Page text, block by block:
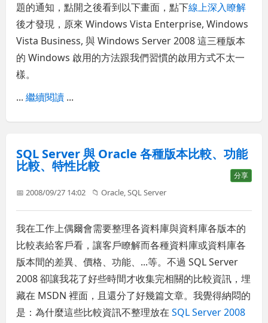
題的通知，點開之後看到以下畫面，點下線上深入瞭解
後才發現，原來 Windows Vista Enterprise, Windows
Vista Business, 與 Windows Server 2008 這三種版本
的 Windows 啟用的方法跟我們習慣的啟用方式不太一
樣。
...繼續閱讀 ...
SQL Server 與 Oracle 各種版本比較、功能
比較、特性比較
分享
📅 2008/09/27 14:02 📁Oracle,SQL Server
我在工作上偶爾會需要整理各資料庫與資料庫各版本的
比較表給客戶看，讓客戶瞭解而各種資料庫或資料庫各
版本間的差異、價格、功能、...等。不過 SQL Server
2008 卻讓我花了好些時間才收集完相關的比較資訊，埋
藏在 MSDN 裡面，且還分了好幾篇文章。我覺得納悶的
是：為什麼這些比較資訊不整理放在SQL Server 2008